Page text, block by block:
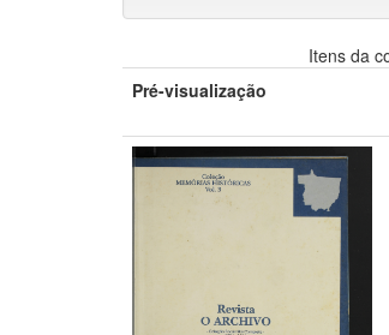
Itens da
Pré-visualização